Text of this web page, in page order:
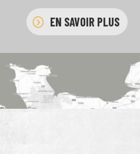
EN SAVOIR PLUS